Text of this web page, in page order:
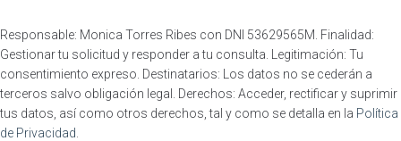
Responsable: Monica Torres Ribes con DNI 53629565M. Finalidad:
Gestionar tu solicitud y responder a tu consulta. Legitimación: Tu
consentimiento expreso. Destinatarios: Los datos no se cederán a
terceros salvo obligación legal. Derechos: Acceder, rectificar y suprimir
tus datos, así como otros derechos, tal y como se detalla en la Política
de Privacidad